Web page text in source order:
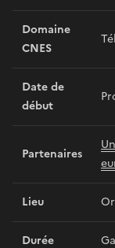
Domaine
CNES
Date de
début
Partenaires
Lieu
Durée